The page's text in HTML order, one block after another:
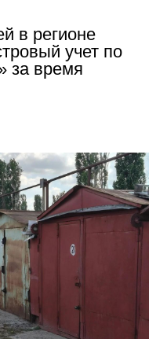
в регионе
учет по
за время